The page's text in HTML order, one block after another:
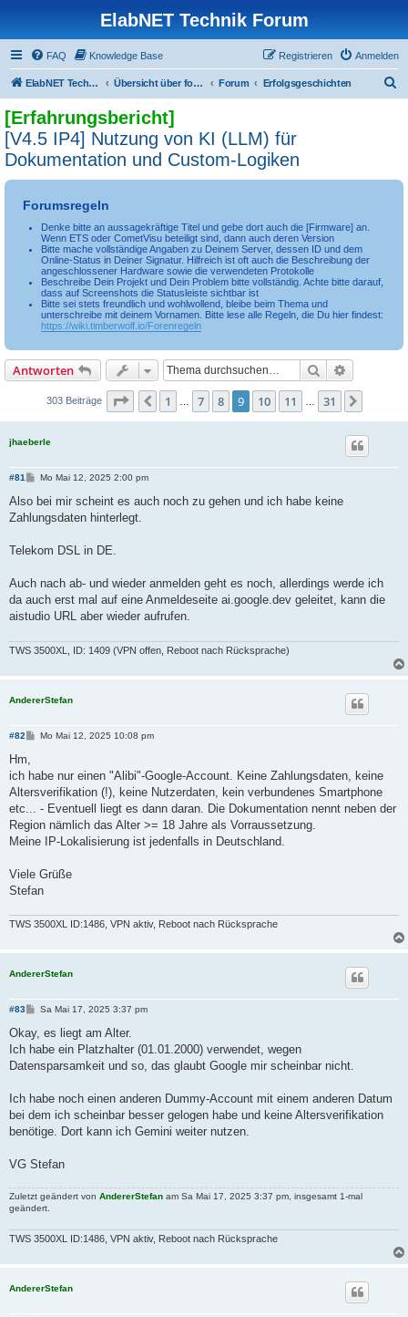
ElabNET Technik Forum
FAQ Knowledge Base Anmelden
Registrieren
ElabNET Technik Forum Übersicht über forum.timberwolf.io Forum Erfolgsgeschichten
[Erfahrungsbericht]
[V4.5 IP4] Nutzung von KI (LLM) für
Dokumentation und Custom-Logiken
Forumsregeln
Denke bitte an aussagekräftige Titel und gebe dort auch die [Firmware] an.
Wenn ETS oder CometVisu beteiligt sind, dann auch deren Version
Bitte mache vollständige Angaben zu Deinem Server, dessen ID und dem
Online-Status in Deiner Signatur. Hilfreich ist oft auch die Beschreibung der
angeschlossener Hardware sowie die verwendeten Protokolle
Beschreibe Dein Projekt und Dein Problem bitte vollständig. Achte bitte darauf,
dass auf Screenshots die Statusleiste sichtbar ist
Bitte sei stets freundlich und wohlwollend, bleibe beim Thema und
unterschreibe mit deinem Vornamen. Bitte lese alle Regeln, die Du hier findest:
https://wiki.timberwolf.io/Forenregeln
Antworten Suche
303 Beiträge Seite von 31
Vorherige
1 7 8 9 10 11 31
jhaeberle
#81
B
i
r
Mo Mai 12, 2025 2:00 pm
Also bei mir scheint es auch noch zu gehen und ich habe keine
Zahlungsdaten hinterlegt.
Telekom DSL in DE.
Auch nach ab- und wieder anmelden geht es noch, allerdings werde ich
da auch erst mal auf eine Anmeldeseite ai.google.dev geleitet, kann die
aistudio URL aber wieder aufrufen.
TWS 3500XL, ID: 1409 (VPN offen, Reboot nach Rücksprache)
AndererStefan
#82
B
r
a
Mo Mai 12, 2025 10:08 pm
Hm,
ich habe nur einen "Alibi"-Google-Account. Keine Zahlungsdaten, keine
Altersverifikation (!), keine Nutzerdaten, kein verbundenes Smartphone
etc... - Eventuell liegt es dann daran. Die Dokumentation nennt neben der
Region nämlich das Alter >= 18 Jahre als Vorraussetzung.
Meine IP-Lokalisierung ist jedenfalls in Deutschland.
Viele Grüße
Stefan
TWS 3500XL ID:1486, VPN aktiv, Reboot nach Rücksprache
AndererStefan
#83
B
i
t
r
a
Sa Mai 17, 2025 3:37 pm
Okay, es liegt am Alter.
Ich habe ein Platzhalter (01.01.2000) verwendet, wegen
Datensparsamkeit und so, das glaubt Google mir scheinbar nicht.
Ich habe noch einen anderen Dummy-Account mit einem anderen Datum
bei dem ich scheinbar besser gelogen habe und keine Altersverifikation
benötige. Dort kann ich Gemini weiter nutzen.
VG Stefan
Zuletzt geändert von AndererStefan am Sa Mai 17, 2025 3:37 pm, insgesamt 1-mal
geändert.
TWS 3500XL ID:1486, VPN aktiv, Reboot nach Rücksprache
AndererStefan